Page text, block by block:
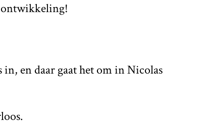
ontwikkeling!
en daar gaat het om in Nicolas